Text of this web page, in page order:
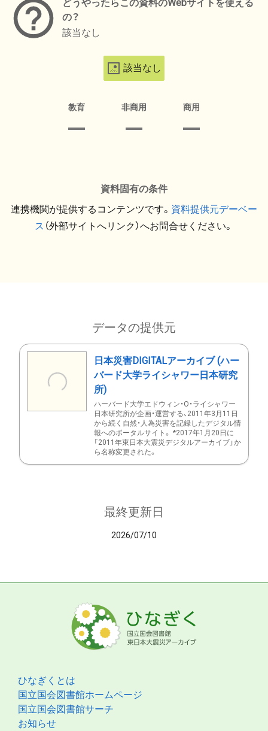
どうやったらこの資料のWebサイトを使える
の？
該当なし
該当なし
教育 非商用 商用
資料固有の条件
連携機関が提供するコンテンツです。 資料提供元デーベー
ス （外部サイトへリンク）へお問合せください。
データの提供元
日本災害DIGITALアーカイブ (ハー
バード大学ライシャワー日本研究
所)
ハーバード大学エドウィン・O・ライシャワー
日本研究所が企画・運営する、2011年3月11日
から続く自然・人為災害を記録したデジタル情
報へのポータルサイト。 *2017年1月20日に
「2011年東日本大震災デジタルアーカイブ」か
ら名称変更された。
最終更新日
2026/07/10
ひなぎくとは
国立国会図書館ホームページ
国立国会図書館サーチ
お知らせ